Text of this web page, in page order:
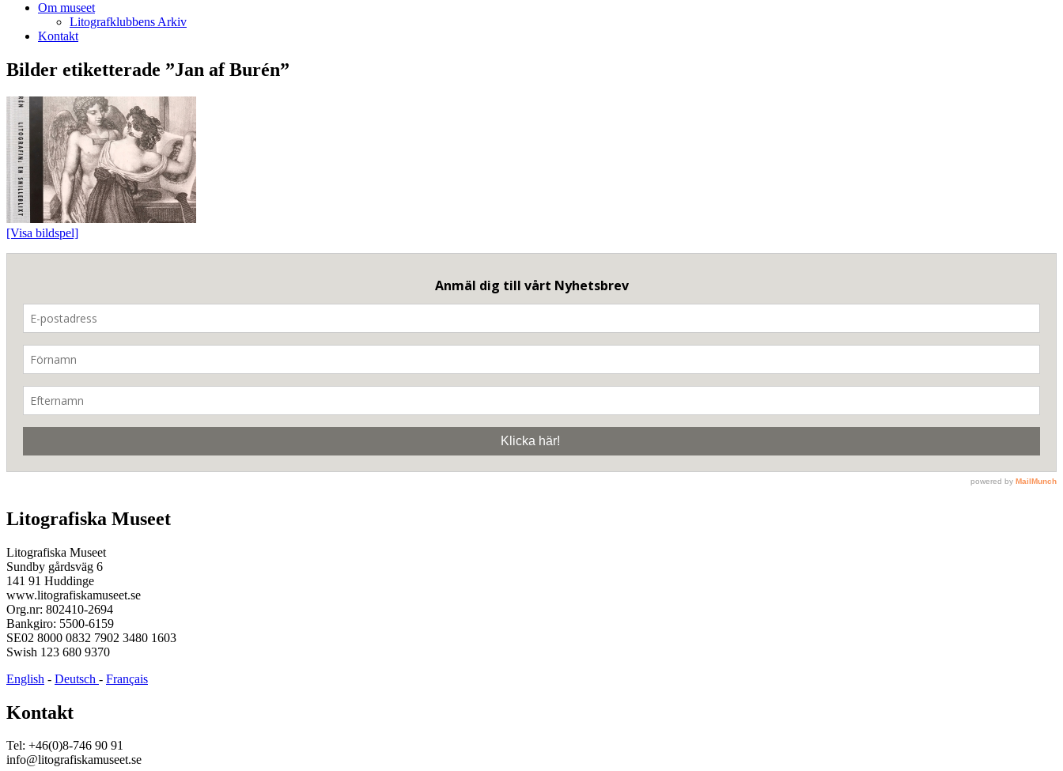
Om museet
Litografklubbens Arkiv
Kontakt
Bilder etiketterade ”Jan af Burén”
[Visa bildspel]
Litografiska Museet
Litografiska Museet
Sundby gårdsväg 6
141 91 Huddinge
www.litografiskamuseet.se
Org.nr: 802410-2694
Bankgiro: 5500-6159
SE02 8000 0832 7902 3480 1603
Swish 123 680 9370
English - Deutsch - Français
Kontakt
Tel: +46(0)8-746 90 91
info@litografiskamuseet.se